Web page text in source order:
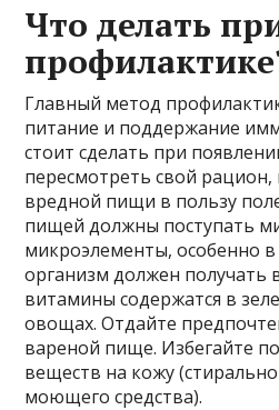
Что делать
Главный метод
питание и поддержание
стоит сделать при
пересмотреть свой рацион,
вредной пищи в пользу
пищей должны поступать
микроэлементы, особенно
организм должен получать
витамины содержатся в
овощах. Отдайте
вареной пище. Избегайте
веществ на кожу
моющего средства).